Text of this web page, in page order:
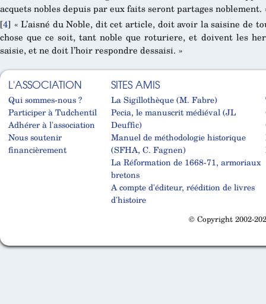
acquets nobles depuis par eux faits seront partages noblement.
[4] « L’aisné du Noble, dit cet article, doit avoir la saisine de
chose que ce soit, tant noble que roturiere, et doivent les
saisie, et ne doit l’hoir respondre dessaisi. »
L'ASSOCIATION
Qui sommes-nous ?
Participer à Tudchentil
Adhérer à l'association
Nous soutenir
financièrement
SITES AMIS
La Sigillothèque (M. Fabre)
Pecia, le manuscrit médiéval (JL
Deuffic)
Manuel de méthodologie historique
(SFHA, C. Fagnen)
La Réformation de 1668-71, armoriaux
bretons
A compte d'éditeur, réédition de livres
d'histoire
© Copyright 2002-